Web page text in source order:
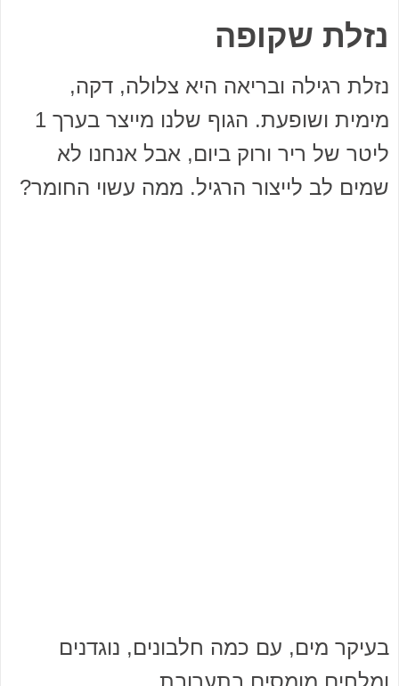
נזלת שקופה
נזלת רגילה ובריאה היא צלולה, דקה,
מימית ושופעת. הגוף שלנו מייצר בערך 1
ליטר של ריר ורוק ביום, אבל אנחנו לא
שמים לב לייצור הרגיל. ממה עשוי החומר?
בעיקר מים, עם כמה חלבונים, נוגדנים
ומלחים מומסים בתערובת.